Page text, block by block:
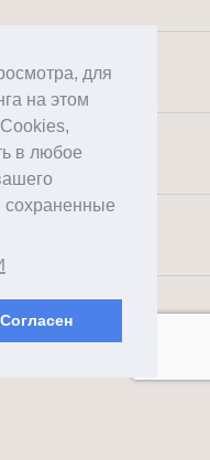
для
на этом
в любое
сохраненные
Согласен
180г
130г
125 г/м2